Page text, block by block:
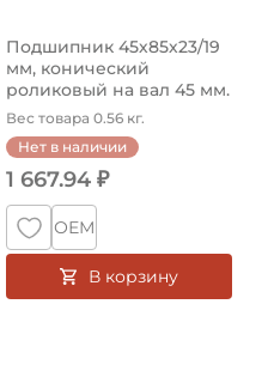
Подшипник 45х85х23/19
мм, конический
роликовый на вал 45 мм.
Артикул 32...
Вес товара 0.56 кг.
Нет в наличии
1 667.94 ₽
ОЕМ
В корзину